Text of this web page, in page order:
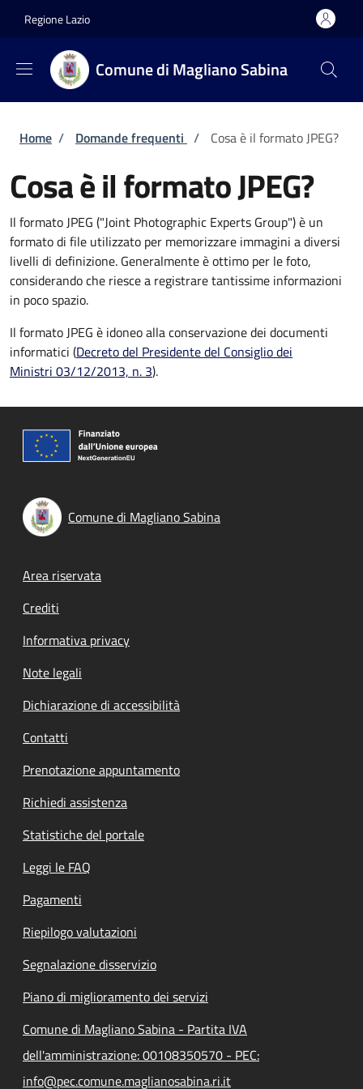
Regione Lazio
Comune di Magliano Sabina
Briciole di pane
Home / Domande frequenti / Cosa è il formato JPEG?
Cosa è il formato JPEG?
Il formato JPEG ("Joint Photographic Experts Group") è un
formato di file utilizzato per memorizzare immagini a diversi
livelli di definizione. Generalmente è ottimo per le foto,
considerando che riesce a registrare tantissime informazioni
in poco spazio.
Il formato JPEG è idoneo alla conservazione dei documenti
informatici (Decreto del Presidente del Consiglio dei
Ministri 03/12/2013, n. 3).
Comune di Magliano Sabina
Footer menu
Area riservata
Crediti
Informativa privacy
Note legali
Dichiarazione di accessibilità
Contatti
Prenotazione appuntamento
Richiedi assistenza
Statistiche del portale
Leggi le FAQ
Pagamenti
Riepilogo valutazioni
Segnalazione disservizio
Piano di miglioramento dei servizi
Comune di Magliano Sabina - Partita IVA
dell'amministrazione: 00108350570 - PEC:
info@pec.comune.maglianosabina.ri.it